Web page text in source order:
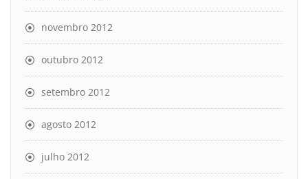
novembro 2012
outubro 2012
setembro 2012
agosto 2012
julho 2012